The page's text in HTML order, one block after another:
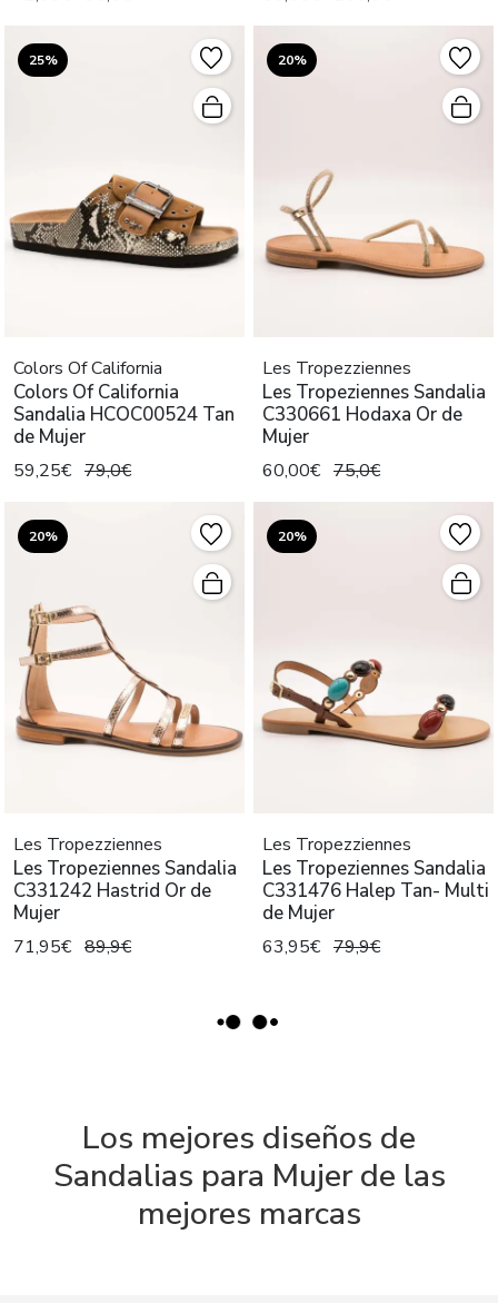
25%
Colors Of California
Colors Of California
Sandalia HCOC00524 Tan
de Mujer
59,25€ 79,0€
20%
Les Tropezziennes
Les Tropeziennes Sandalia
C330661 Hodaxa Or de
Mujer
60,00€ 75,0€
20%
Les Tropezziennes
Les Tropeziennes Sandalia
C331242 Hastrid Or de
Mujer
71,95€ 89,9€
20%
Les Tropezziennes
Les Tropeziennes Sandalia
C331476 Halep Tan- Multi
de Mujer
63,95€ 79,9€
Los mejores diseños de
Sandalias para Mujer de las
mejores marcas